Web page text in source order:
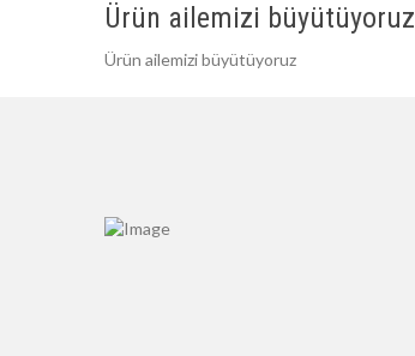
Ürün ailemizi büyütüyoruz
Ürün ailemizi büyütüyoruz